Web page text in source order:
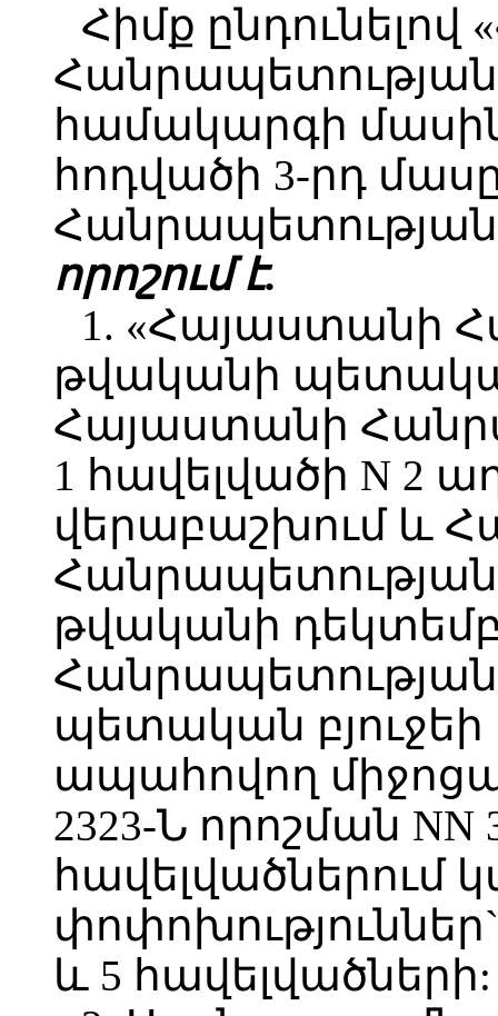
Հիմք
Հանրապետության
համակարգի
հոդվածի 3-րդ
Հանրապետության
որոշում է.
1. «Հայաստանի
թվականի
Հայաստանի
1 հավելվածի N 2
վերաբաշխում և
Հանրապետության
թվականի
Հանրապետության
պետական
ապահովող
2323-Ն որոշման NN
հավելվածներում
և 5 հավելվածների: